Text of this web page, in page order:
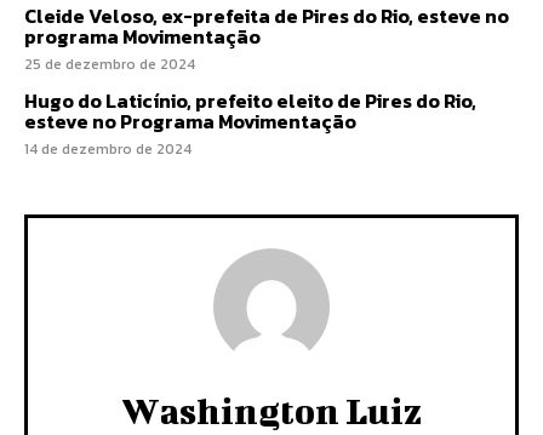
Cleide Veloso, ex-prefeita de Pires do Rio, esteve no
programa Movimentação
25 de dezembro de 2024
Hugo do Laticínio, prefeito eleito de Pires do Rio,
esteve no Programa Movimentação
14 de dezembro de 2024
Washington Luiz